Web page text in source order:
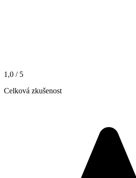
1,0 / 5
Celková zkušenost